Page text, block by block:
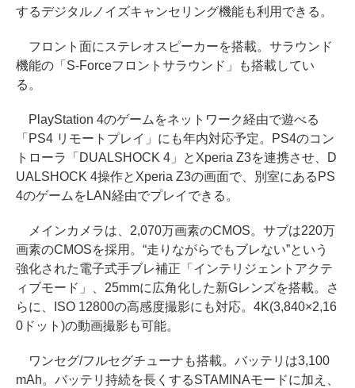
するデジタルノイズキャンセリング機能も利用できる。
フロント面にステレオスピーカーを搭載。サラウンド
機能の「S-Forceフロントサラウンド」も搭載してい
る。
PlayStation 4のゲームをネットワーク経由で遊べる
「PS4 リモートプレイ」にも年内対応予定。PS4のコン
トローラ「DUALSHOCK 4」とXperia Z3を連携させ、D
UALSHOCK 4操作とXperia Z3の画面で、別室にあるPS
4のゲームをLAN経由でプレイできる。
メインカメラは、2,070万画素のCMOS。サブは220万
画素のCMOSを採用。“走りながらでもブレない”という
強化された電子式手ブレ補正「インテリジェントアクテ
ィブモード」、25mmに広角化した新Gレンズを搭載。さ
らに、ISO 12800の高感度撮影にも対応。4K(3,840×2,16
0ドット)の動画撮影も可能。
ワンセグ/フルセグチューナも搭載。バッテリは3,100
mAh。バッテリ持続を長くするSTAMINAモードに加え、